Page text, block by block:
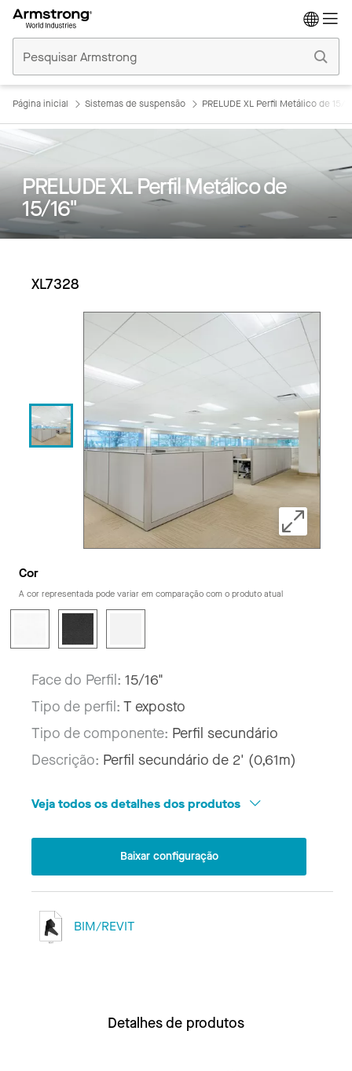
Comerciais
Início
Página inicial Sistemas de suspensão PRELUDE XL Perfil Metálico de 15/
PRELUDE XL Perfil Metálico de
15/16"
XL7328
Cor
A cor representada pode variar em comparação com o produto atual
Face do Perfil: 15/16"
Tipo de perfil: T exposto
Tipo de componente: Perfil secundário
Descrição: Perfil secundário de 2' (0,61m)
Veja todos os detalhes dos produtos
Baixar configuração
BIM/REVIT
Detalhes de produtos